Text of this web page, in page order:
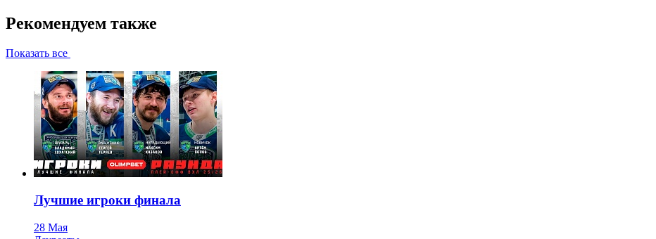
Рекомендуем также
Показать все
Лучшие игроки финала
28 Мая